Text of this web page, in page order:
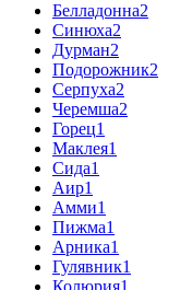
Белладонна2
Синюха2
Дурман2
Подорожник2
Серпуха2
Черемша2
Горец1
Маклея1
Сида1
Аир1
Амми1
Пижма1
Арника1
Гулявник1